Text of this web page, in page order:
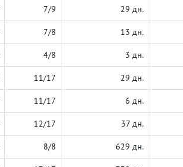
7/9 29 дн.
7/8 13 дн.
4/8 3 дн.
11/17 29 дн.
11/17 6 дн.
12/17 37 дн.
8/8 629 дн.